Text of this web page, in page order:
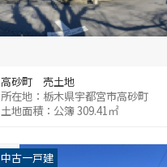
高砂町 売土地
所在地：栃木県宇都宮市高砂町
土地面積：公簿 309.41㎡
中古一戸建